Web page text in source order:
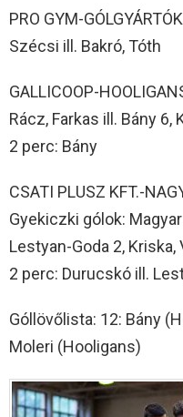
PRO GYM-
Szécsi ill. Bakró, Tóth
GALLICOOP-
Rácz, Farkas ill. Bány 6,
2 perc: Bány
CSATI PLUSZ KFT.-
Gyekiczki gólok:
Lestyan-Goda 2, Kriska,
2 perc: Durucskó ill.
Góllövőlista: 12: Bány
Moleri (Hooligans)